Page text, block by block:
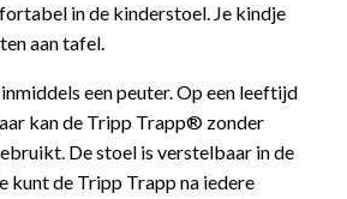
in de kinderstoel. Je kindje
aan tafel.
een peuter. Op een leeftijd
kan de Tripp Trapp® zonder
De stoel is verstelbaar in de
kunt de Tripp Trapp na iedere